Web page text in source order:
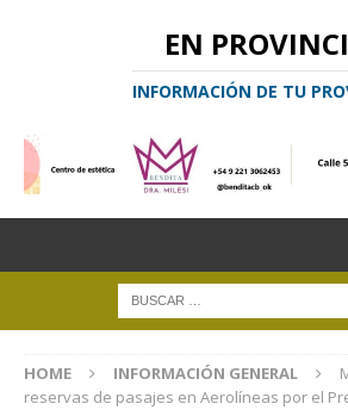
EN
INFORMACIÓN DE TU
HOME INFORMACIÓN GENERAL
reservas de pasajes en Aerolíneas por el